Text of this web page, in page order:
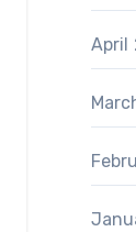
April